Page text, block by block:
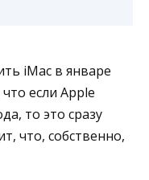
iMac в январе
если Apple
то это сразу
что, собственно,